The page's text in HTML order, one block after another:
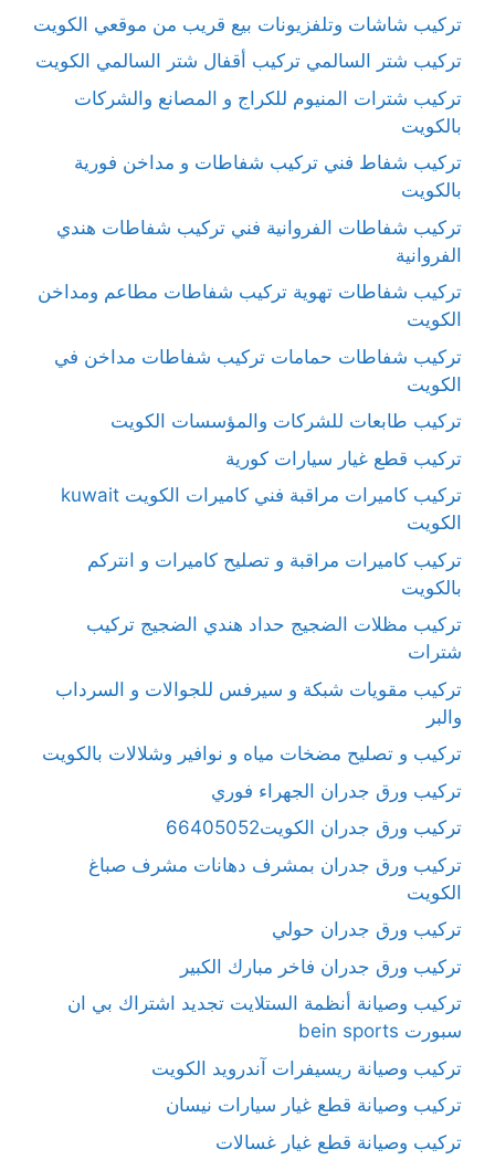
تركيب شاشات وتلفزيونات بيع قريب من موقعي الكويت
تركيب شتر السالمي تركيب أقفال شتر السالمي الكويت
تركيب شترات المنيوم للكراج و المصانع والشركات
بالكويت
تركيب شفاط فني تركيب شفاطات و مداخن فورية
بالكويت
تركيب شفاطات الفروانية فني تركيب شفاطات هندي
الفروانية
تركيب شفاطات تهوية تركيب شفاطات مطاعم ومداخن
الكويت
تركيب شفاطات حمامات تركيب شفاطات مداخن في
الكويت
تركيب طابعات للشركات والمؤسسات الكويت
تركيب قطع غيار سيارات كورية
تركيب كاميرات مراقبة فني كاميرات الكويت kuwait
الكويت
تركيب كاميرات مراقبة و تصليح كاميرات و انتركم
بالكويت
تركيب مظلات الضجيج حداد هندي الضجيج تركيب
شترات
تركيب مقويات شبكة و سيرفس للجوالات و السرداب
والبر
تركيب و تصليح مضخات مياه و نوافير وشلالات بالكويت
تركيب ورق جدران الجهراء فوري
تركيب ورق جدران الكويت66405052
تركيب ورق جدران بمشرف دهانات مشرف صباغ
الكويت
تركيب ورق جدران حولي
تركيب ورق جدران فاخر مبارك الكبير
تركيب وصيانة أنظمة الستلايت تجديد اشتراك بي ان
سبورت bein sports
تركيب وصيانة ريسيفرات آندرويد الكويت
تركيب وصيانة قطع غيار سيارات نيسان
تركيب وصيانة قطع غيار غسالات